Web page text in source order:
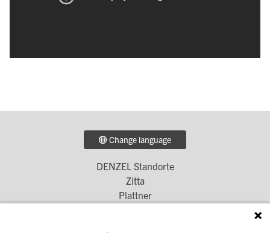
Change language
Menü
DENZEL Standorte
Zitta
Plattner